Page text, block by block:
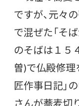
ですが、元々
で混ぜた「そ
のそばは１５
曽)で仏殿修理
匠作事日記」
さんが蕎麦切